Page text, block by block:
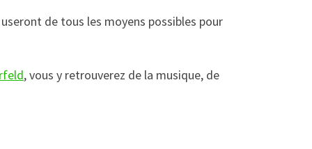
de tous les moyens possibles pour
, vous y retrouverez de la musique, de